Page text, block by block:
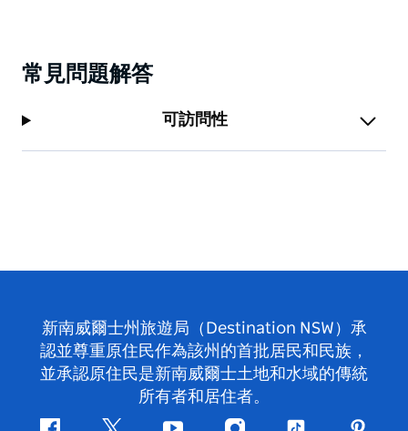
常見問題解答
可訪問性
新南威爾士州旅遊局（Destination NSW）承
認並尊重原住民作為該州的首批居民和民族，
並承認原住民是新南威爾士土地和水域的傳統
所有者和居住者。